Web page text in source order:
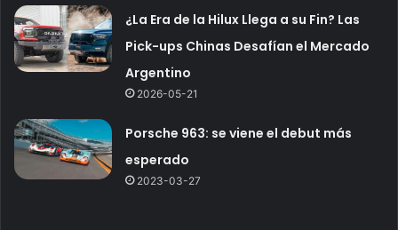
¿La Era de la Hilux Llega a su Fin? Las
Pick-ups Chinas Desafían el Mercado
Argentino
2026-05-21
Porsche 963: se viene el debut más
esperado
2023-03-27